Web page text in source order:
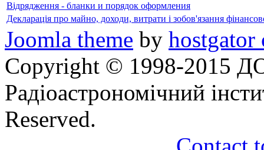
Відрядження - бланки и порядок оформления
Декларація про майно, доходи, витрати і зобов'язання
Joomla theme by hostgator
Copyright © 1998-2015
Радіоастрономічний
Reserved.